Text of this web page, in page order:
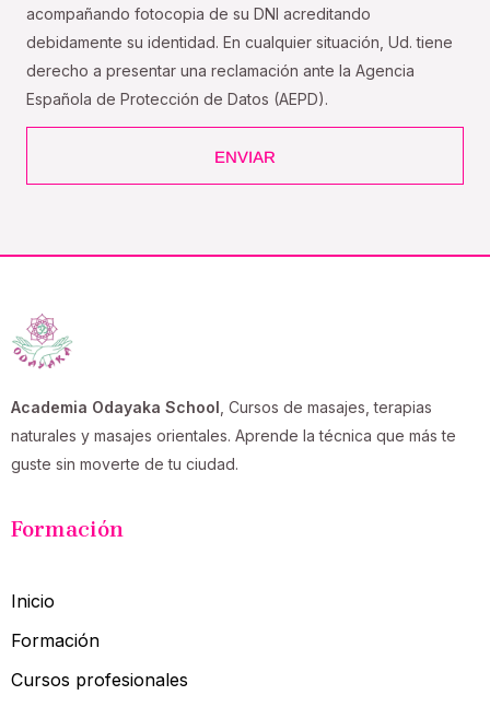
acompañando fotocopia de su DNI acreditando
debidamente su identidad. En cualquier situación, Ud. tiene
derecho a presentar una reclamación ante la Agencia
Española de Protección de Datos (AEPD).
ENVIAR
Academia Odayaka School , Cursos de masajes, terapias
naturales y masajes orientales. Aprende la técnica que más te
guste sin moverte de tu ciudad.
Formación
Inicio
Formación
Cursos profesionales